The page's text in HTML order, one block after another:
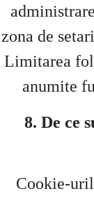
zona de
Limitarea
anumite
8. De ce
Cookie-